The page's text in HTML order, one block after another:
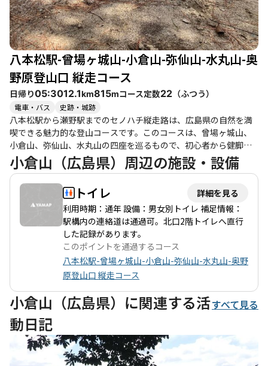
八本松駅-曾場ヶ城山-小倉山-弥仙山-水丸山-奥
野原登山口 縦走コース
日帰り05:3012.1km815mコース定数22 （ふつう）
電車・バス 史跡・城跡
八本松駅から瀬野駅までのセノハチ縦走路は、広島県の自然を満
喫できる魅力的な登山コースです。このコースは、曾場ヶ城山、
小倉山、弥仙山、水丸山の四座を巡るもので、初心者から健脚者
まで楽しめる内容となっています。特に、整備された登山道が続
くため、歩きやすさが際立っています。 登山者たちの体験から
は、達成感や開放感が感じられ、特に曾場ヶ城山の城跡からの眺
望は絶景です。ここでは、東広島市街を一望できるスポットがあ
り、休憩にも最適です。また、山頂にはベンチも設置されてお
り、ゆったりとした時間を過ごすことができます。 ただし、コー
ス上には倒木や岩場が点在しており、特に小倉山から弥仙山にか
けては注意が必要です。道迷いのリスクもあるため、GPSや地図
をしっかりと活用することが推奨されます。特に、秋風を感じる
季節には、蜘蛛の巣が多くなるため、顔面アタックに注意が必要
です。 また、登山後には瀬野駅までの舗装路を歩く必要があり、
これが少し疲れるポイントですが、達成感を感じながらの下山は
格別です。周辺には温泉やグルメスポットも豊富で、登山後の楽
しみも充実しています。 このコースは、自然の美しさと歴史的な
背景を感じながら、心身ともにリフレッシュできる素晴らしい体
験を提供してくれます。ぜひ、仲間や家族と一緒に訪れてみては
いかがでしょうか。
小倉山（広島県）周辺の施設・設備
トイレ
詳細を見る
利用時期：通年 設備：男女別トイレ 補足情報：
駅構内の連絡道は通過可。北口2階トイレへ直行
した記録があります。
このポイントを通過するコース
八本松駅-曾場ヶ城山-小倉山-弥仙山-水丸山-奥野
原登山口 縦走コース
小倉山（広島県）に関連する活
動日記
すべて見る